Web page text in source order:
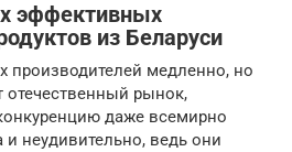
эффективных
из Беларуси
производителей медленно, но
отечественный рынок,
даже всемирно
неудивительно, ведь они